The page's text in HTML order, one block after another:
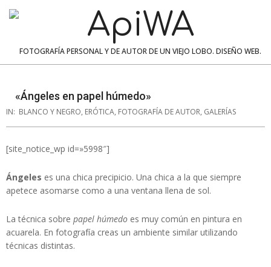
ApiWA
FOTOGRAFÍA PERSONAL Y DE AUTOR DE UN VIEJO LOBO. DISEÑO WEB.
«Ángeles en papel húmedo»
IN: BLANCO Y NEGRO, ERÓTICA, FOTOGRAFÍA DE AUTOR, GALERÍAS
[site_notice_wp id=»5998″]
Ángeles es una chica precipicio. Una chica a la que siempre
apetece asomarse como a una ventana llena de sol.
La técnica sobre papel húmedo es muy común en pintura en
acuarela. En fotografía creas un ambiente similar utilizando
técnicas distintas.